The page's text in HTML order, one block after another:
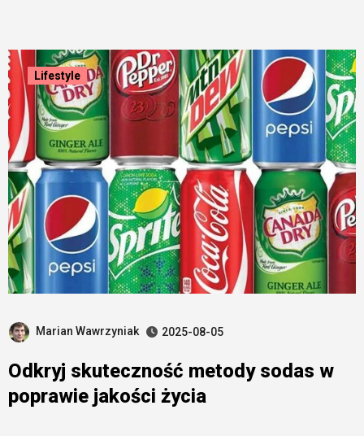
Lifestyle
Marian Wawrzyniak 2025-08-05
Odkryj skuteczność metody sodas w
poprawie jakości życia